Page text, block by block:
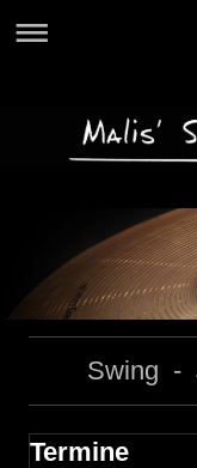
Swing -
Termine